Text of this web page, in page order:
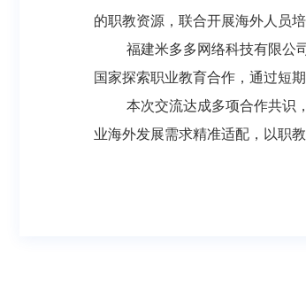
的职教资源，联合开展海外人员
福建米多多网络科技有限公
国家探索职业教育合作，通过短
本次交流达成多项合作共识
业海外发展需求精准适配，以职